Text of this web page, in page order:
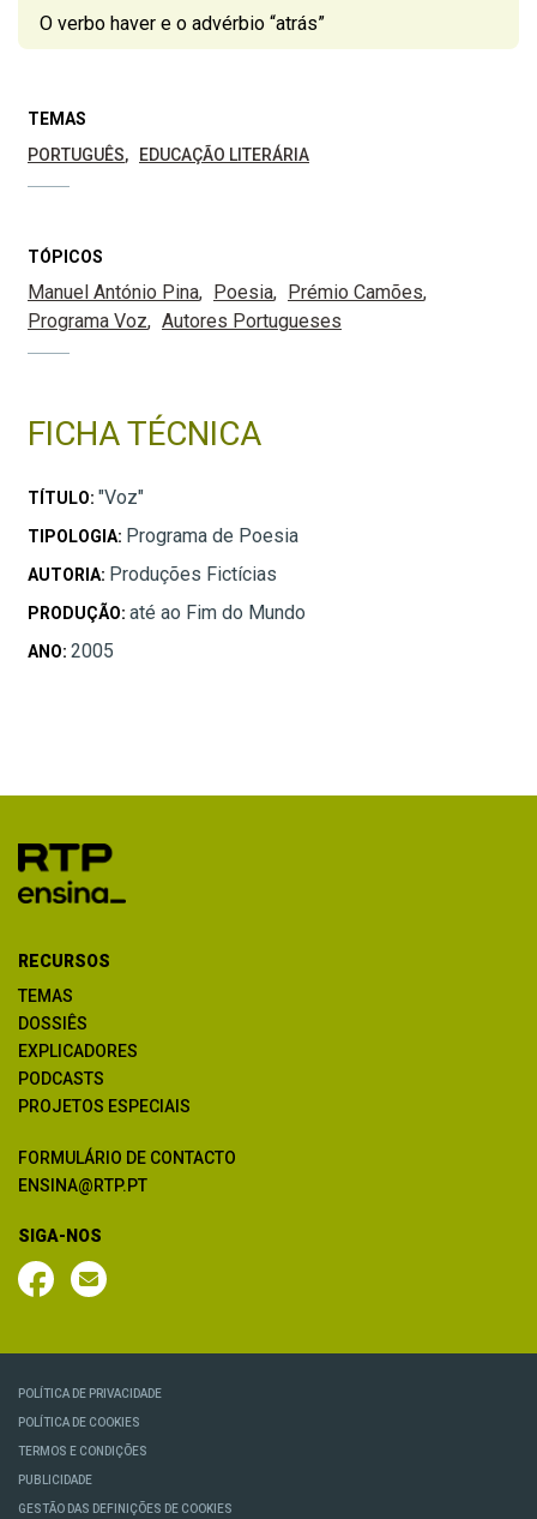
O verbo haver e o advérbio “atrás”
TEMAS
PORTUGUÊS
EDUCAÇÃO LITERÁRIA
TÓPICOS
Manuel António Pina Poesia
Prémio Camões
Programa Voz
Autores Portugueses
FICHA TÉCNICA
TÍTULO: "Voz"
TIPOLOGIA: Programa de Poesia
AUTORIA: Produções Fictícias
PRODUÇÃO: até ao Fim do Mundo
ANO: 2005
RECURSOS
TEMAS
DOSSIÊS
EXPLICADORES
PODCASTS
PROJETOS ESPECIAIS
FORMULÁRIO DE CONTACTO
ENSINA@RTP.PT
SIGA-NOS
POLÍTICA DE PRIVACIDADE
POLÍTICA DE COOKIES
TERMOS E CONDIÇÕES
PUBLICIDADE
GESTÃO DAS DEFINIÇÕES DE COOKIES